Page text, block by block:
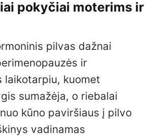
pokyčiai moterims ir
pilvas dažnai
ir
laikotarpiu, kuomet
sumažėja, o riebalai
kūno paviršiaus į pilvo
vadinamas